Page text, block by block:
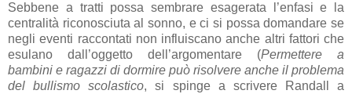
Sebbene a tratti possa sembrare esagerata l’enfasi e la
centralità riconosciuta al sonno, e ci si possa domandare se
negli eventi raccontati non influiscano anche altri fattori che
esulano dall’oggetto dell’argomentare (Permettere a
bambini e ragazzi di dormire può risolvere anche il problema
del bullismo scolastico, si spinge a scrivere Randall a